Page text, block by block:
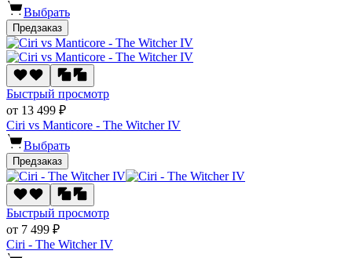
Выбрать
Предзаказ
Быстрый просмотр
от 13 499 ₽
Ciri vs Manticore - The Witcher IV
Выбрать
Предзаказ
Быстрый просмотр
от 7 499 ₽
Ciri - The Witcher IV